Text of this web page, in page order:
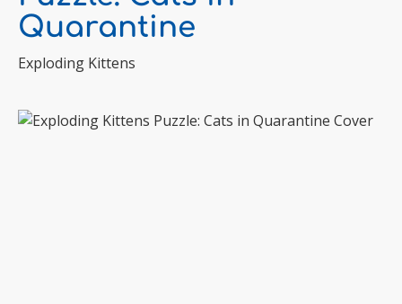
Quarantine
Exploding Kittens
Bildergalerie überspringen